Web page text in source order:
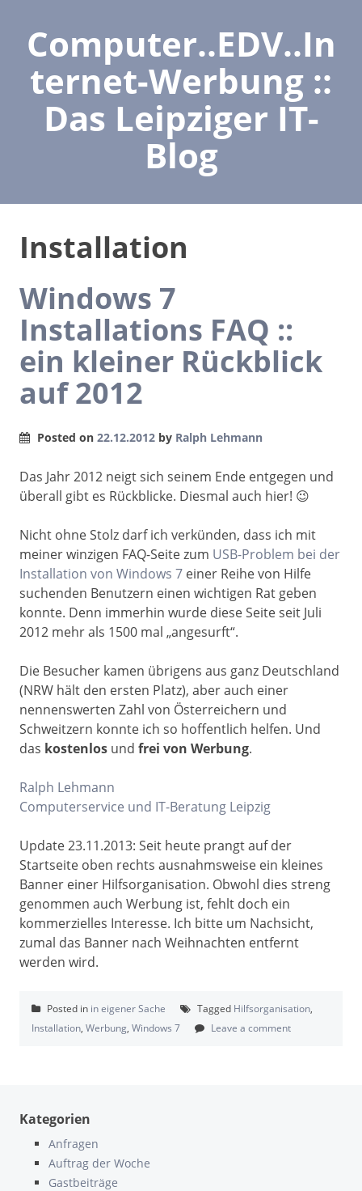
Computer..EDV..In
ternet-Werbung ::
Das Leipziger IT-
Blog
Installation
Windows 7
Installations FAQ ::
ein kleiner Rückblick
auf 2012
Posted on 22.12.2012 by Ralph Lehmann
Das Jahr 2012 neigt sich seinem Ende entgegen und
überall gibt es Rückblicke. Diesmal auch hier! 😉
Nicht ohne Stolz darf ich verkünden, dass ich mit
meiner winzigen FAQ-Seite zum USB-Problem bei der
Installation von Windows 7 einer Reihe von Hilfe
suchenden Benutzern einen wichtigen Rat geben
konnte. Denn immerhin wurde diese Seite seit Juli
2012 mehr als 1500 mal „angesurft“.
Die Besucher kamen übrigens aus ganz Deutschland
(NRW hält den ersten Platz), aber auch einer
nennenswerten Zahl von Österreichern und
Schweitzern konnte ich so hoffentlich helfen. Und
das kostenlos und frei von Werbung.
Ralph Lehmann
Computerservice und IT-Beratung Leipzig
Update 23.11.2013: Seit heute prangt auf der
Startseite oben rechts ausnahmsweise ein kleines
Banner einer Hilfsorganisation. Obwohl dies streng
genommen auch Werbung ist, fehlt doch ein
kommerzielles Interesse. Ich bitte um Nachsicht,
zumal das Banner nach Weihnachten entfernt
werden wird.
Posted in in eigener Sache Tagged Hilfsorganisation,
Installation, Werbung, Windows 7 Leave a comment
Kategorien
Anfragen
Auftrag der Woche
Gastbeiträge